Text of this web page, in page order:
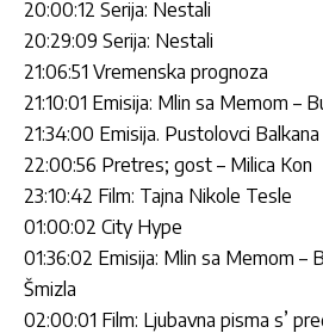
20:00:12 Serija: Nestali
20:29:09 Serija: Nestali
21:06:51 Vremenska prognoza
21:10:01 Emisija: Mlin sa Memom –
21:34:00 Emisija. Pustolovci Balkana
22:00:56 Pretres; gost – Milica Kon
23:10:42 Film: Tajna Nikole Tesle
01:00:02 City Hype
01:36:02 Emisija: Mlin sa Memom –
Šmizla
02:00:01 Film: Ljubavna pisma s’